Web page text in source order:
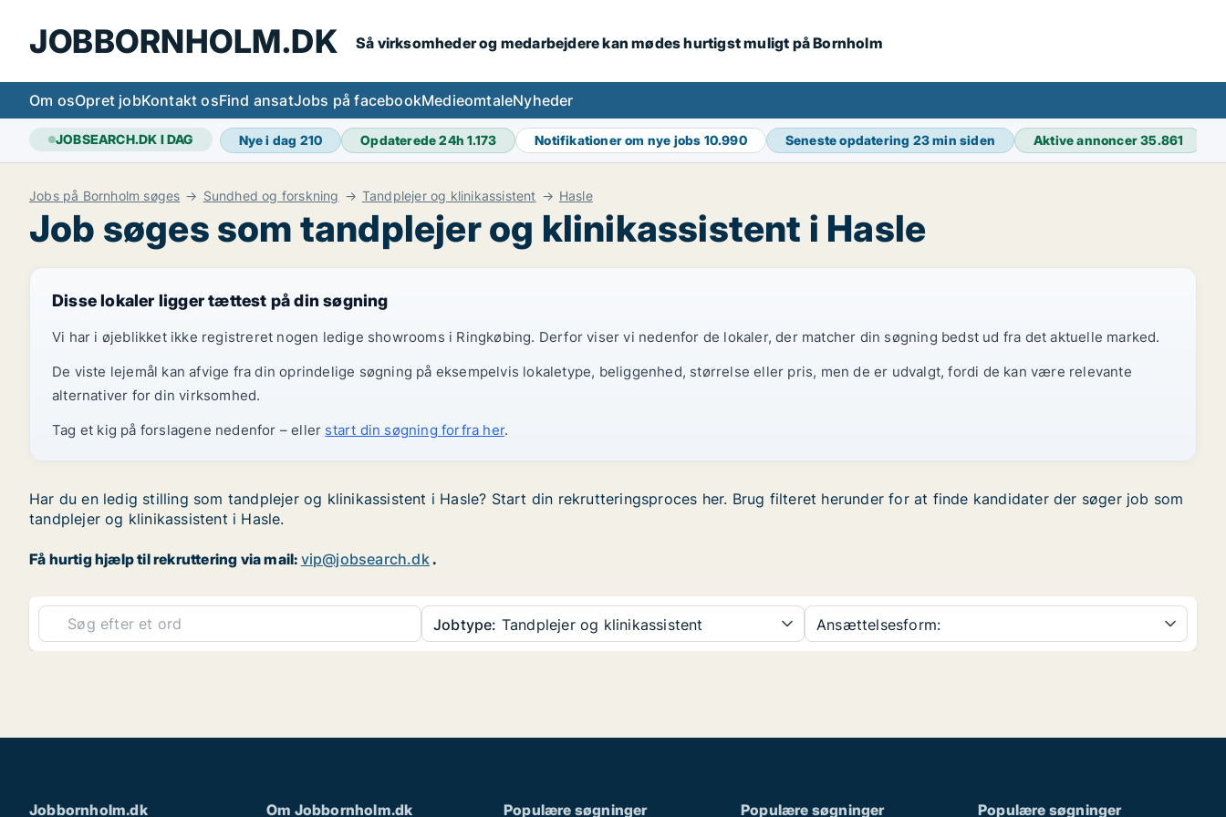
JOBBORNHOLM.DK Så virksomheder og medarbejdere kan mødes hurtigst muligt på Bornholm
Om osOpret jobKontakt osFind ansatJobs på facebookMedieomtaleNyheder
JOBSEARCH.DK I DAG Nye i dag 210 Opdaterede 24h1.173 Notifikationer om nye jobs 10.990 Seneste opdatering 23 min siden Aktive annoncer35.861
Jobs på Bornholm søges Sundhed og forskning Tandplejer og klinikassistent Hasle
Job søges som tandplejer og klinikassistent i Hasle
Disse lokaler ligger tættest på din søgning
Vi har i øjeblikket ikke registreret nogen ledige showrooms i Ringkøbing. Derfor viser vi nedenfor de lokaler, der matcher din søgning bedst ud fra det aktuelle marked.
De viste lejemål kan afvige fra din oprindelige søgning på eksempelvis lokaletype, beliggenhed, størrelse eller pris, men de er udvalgt, fordi de kan være relevante
alternativer for din virksomhed.
Tag et kig på forslagene nedenfor – eller start din søgning forfra her.
Har du en ledig stilling som tandplejer og klinikassistent i Hasle? Start din rekrutteringsproces her. Brug filteret herunder for at finde kandidater der søger job som
tandplejer og klinikassistent i Hasle.
Få hurtig hjælp til rekruttering via mail: vip@jobsearch.dk.
Jobtype: Tandplejer og klinikassistent Ansættelsesform:
Jobbornholm.dk Om Jobbornholm.dk Populære søgninger Populære søgninger Populære søgninger